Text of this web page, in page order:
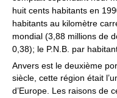
huit cents habitants en
habitants au kilomètre
mondial (3,88 millions de
0,38); le P.N.B. par
Anvers est le deuxième
siècle, cette région était
d’Europe. Les raisons de